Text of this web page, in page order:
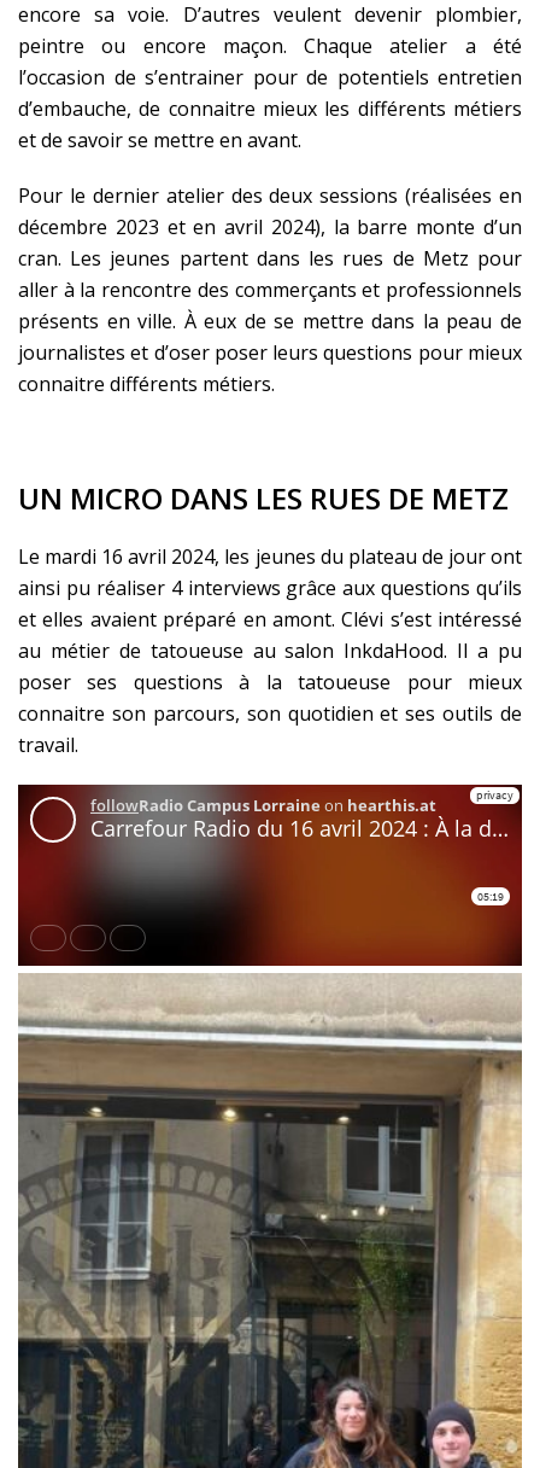
encore sa voie. D’autres veulent devenir plombier,
peintre ou encore maçon. Chaque atelier a été
l’occasion de s’entrainer pour de potentiels entretien
d’embauche, de connaitre mieux les différents métiers
et de savoir se mettre en avant.
Pour le dernier atelier des deux sessions (réalisées en
décembre 2023 et en avril 2024), la barre monte d’un
cran. Les jeunes partent dans les rues de Metz pour
aller à la rencontre des commerçants et professionnels
présents en ville. À eux de se mettre dans la peau de
journalistes et d’oser poser leurs questions pour mieux
connaitre différents métiers.
UN MICRO DANS LES RUES DE METZ
Le mardi 16 avril 2024, les jeunes du plateau de jour ont
ainsi pu réaliser 4 interviews grâce aux questions qu’ils
et elles avaient préparé en amont. Clévi s’est intéressé
au métier de tatoueuse au salon InkdaHood. Il a pu
poser ses questions à la tatoueuse pour mieux
connaitre son parcours, son quotidien et ses outils de
travail.